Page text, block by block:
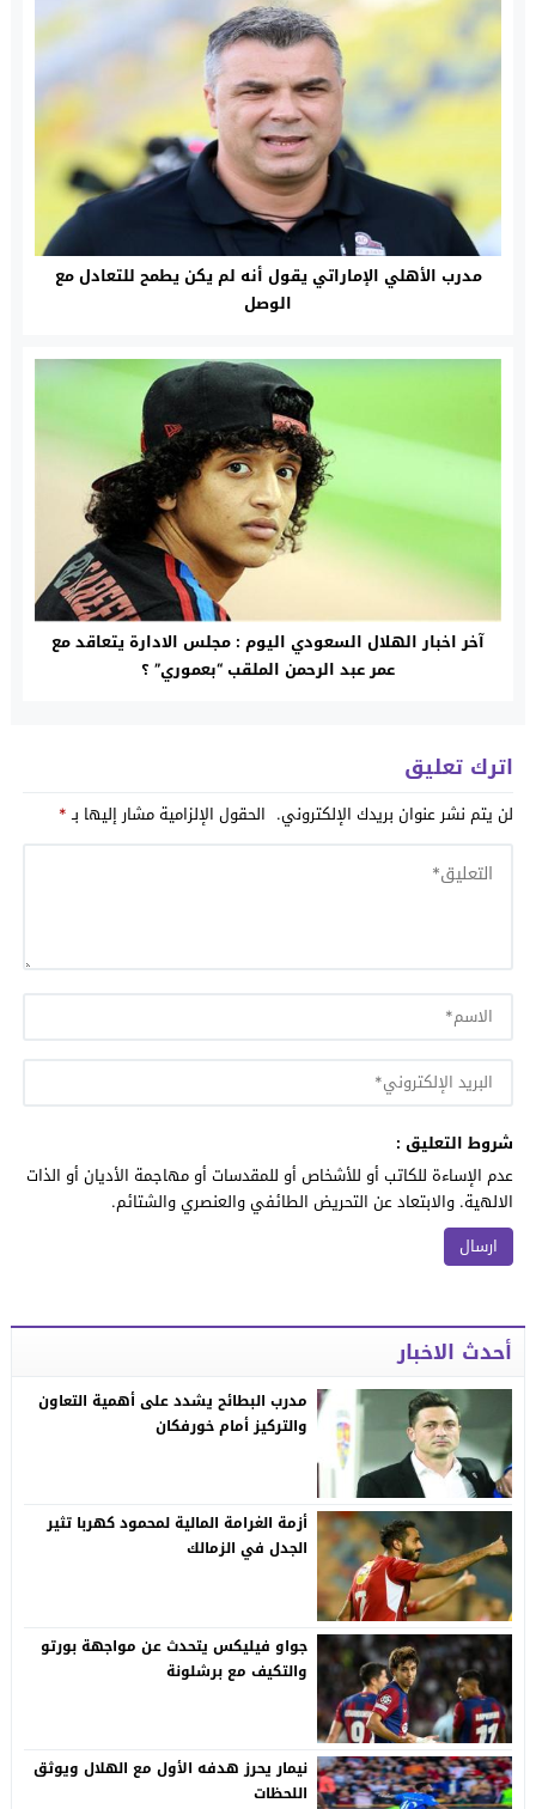
مدرب الأهلي الإماراتي يقول أنه لم يكن يطمح للتعادل مع
الوصل
آخر اخبار الهلال السعودي اليوم : مجلس الادارة يتعاقد مع
عمر عبد الرحمن الملقب “بعموري” ؟
اترك تعليق
لن يتم نشر عنوان بريدك الإلكتروني. الحقول الإلزامية مشار إليها بـ*
شروط التعليق :
عدم الإساءة للكاتب أو للأشخاص أو للمقدسات أو مهاجمة الأديان أو الذات
الالهية. والابتعاد عن التحريض الطائفي والعنصري والشتائم.
أحدث الاخبار
مدرب البطائح يشدد على أهمية التعاون
والتركيز أمام خورفكان
أزمة الغرامة المالية لمحمود كهربا تثير
الجدل في الزمالك
جواو فيليكس يتحدث عن مواجهة بورتو
والتكيف مع برشلونة
نيمار يحرز هدفه الأول مع الهلال ويوثق
اللحظات